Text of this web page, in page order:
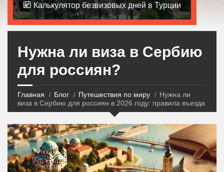
Калькулятор безвизовых дней в Турции
Нужна ли виза в Сербию
для россиян?
Главная Блог Путешествия по миру
Нужна ли
виза в Сербию для россиян в 2026 году: правила въезда